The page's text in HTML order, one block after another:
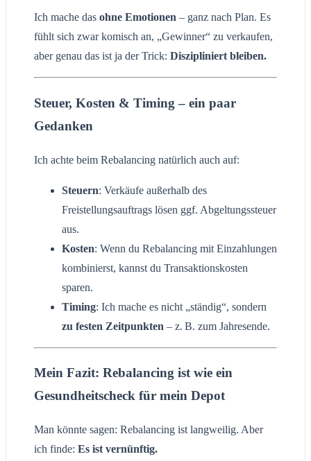
Ich mache das ohne Emotionen – ganz nach Plan. Es
fühlt sich zwar komisch an, „Gewinner“ zu verkaufen,
aber genau das ist ja der Trick: Diszipliniert bleiben.
Steuer, Kosten & Timing – ein paar
Gedanken
Ich achte beim Rebalancing natürlich auch auf:
Steuern: Verkäufe außerhalb des
Freistellungsauftrags lösen ggf. Abgeltungssteuer
aus.
Kosten: Wenn du Rebalancing mit Einzahlungen
kombinierst, kannst du Transaktionskosten
sparen.
Timing: Ich mache es nicht „ständig“, sondern
zu festen Zeitpunkten – z. B. zum Jahresende.
Mein Fazit: Rebalancing ist wie ein
Gesundheitscheck für mein Depot
Man könnte sagen: Rebalancing ist langweilig. Aber
ich finde: Es ist vernünftig.